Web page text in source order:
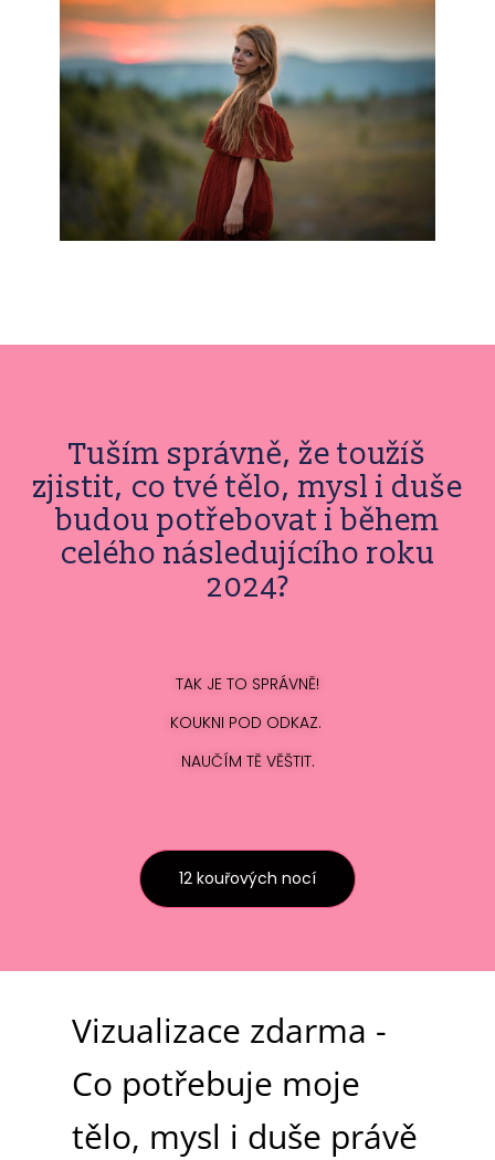
Tuším správně, že toužíš
zjistit, co tvé tělo, mysl i duše
budou potřebovat i během
celého následujícího roku
2024?
TAK JE TO SPRÁVNĚ!
KOUKNI POD ODKAZ.
NAUČÍM TĚ VĚŠTIT.
12 kouřových nocí
Vizualizace zdarma -
Co potřebuje moje
tělo, mysl i duše právě